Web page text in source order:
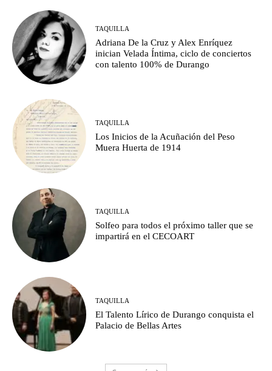
TAQUILLA
Adriana De la Cruz y Alex Enríquez
inician Velada Íntima, ciclo de conciertos
con talento 100% de Durango
TAQUILLA
Los Inicios de la Acuñación del Peso
Muera Huerta de 1914
TAQUILLA
Solfeo para todos el próximo taller que se
impartirá en el CECOART
TAQUILLA
El Talento Lírico de Durango conquista el
Palacio de Bellas Artes